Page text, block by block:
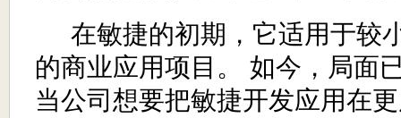
在敏捷的初期，它适用于较
的商业应用项目。
如今，局面
当公司想要把敏捷开发应用在